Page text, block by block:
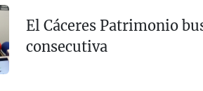
El Cáceres Patrimonio
consecutiva